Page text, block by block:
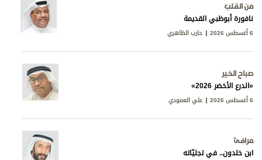
من القلب
نافورة أبوظبي القديمة
6 أغسطس 2026 حارب الظاهري
صباح الخير
«الدرع الأخضر 2026»
6 أغسطس 2026 علي العمودي
مرافئ
ابن خلدون.. في تجليّاته